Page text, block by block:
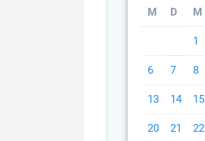
M D M
1
6 7 8
13 14 15
20 21 22